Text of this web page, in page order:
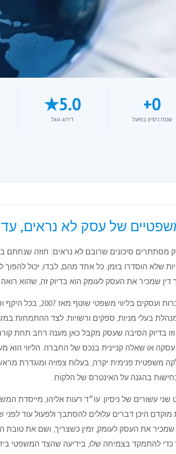
0
+
שנות ניסיון בפועל
5.0★
דירוג גוגל
של עסק לא נראים,
מסתתרים סיכונים שרובם לא נראים: חוזה שנחתם
שלא הוסדרו בזמן. כל אחד מהם, לבדו, יכול
שמכיר את העסק לעומק הוא בדיוק זה, שהוא
משרד אליהו ושות׳ מלווה
בעלי מניות, ספקים ורשויות. לצד ההתמחות
בדיוק הסיבה שעסק מקבל כאן מענה רחב תחת
או שאלה קניינית בנכס של החברה. הליווי הוא
משפטית פנימית יקרה, בעלות צפויה ומוגדרת
בהגנה על האינטרס של הלקוח.
היכן דברים עלולים להסתבך ולפעול עוד
את העסק לעומק, זמין כשצריך, ושם את טובת
להתמקד בצמיחה שלו, בידיעה שהצד המשפטי